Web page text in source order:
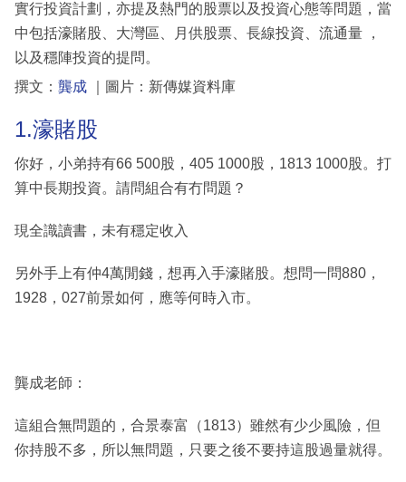
實行投資計劃，亦提及熱門的股票以及投資心態等問題，當
中包括濠賭股、大灣區、月供股票、長線投資、流通量 ，
以及穩陣投資的提問。
撰文： 龔成 ｜圖片：新傳媒資料庫
1.濠賭股
你好，小弟持有66 500股，405 1000股，1813 1000股。打
算中長期投資。請問組合有冇問題？
現全識讀書，未有穩定收入
另外手上有仲4萬閒錢，想再入手濠賭股。想問一問880，
1928，027前景如何，應等何時入市。
龔成老師：
這組合無問題的，合景泰富（1813）雖然有少少風險，但
你持股不多，所以無問題，只要之後不要持這股過量就得。